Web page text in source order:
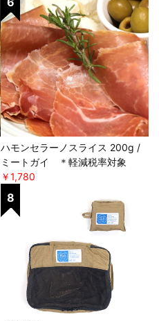
ハモンセラーノスライス 200g /
ミートガイ ＊軽減税率対象
￥1,780